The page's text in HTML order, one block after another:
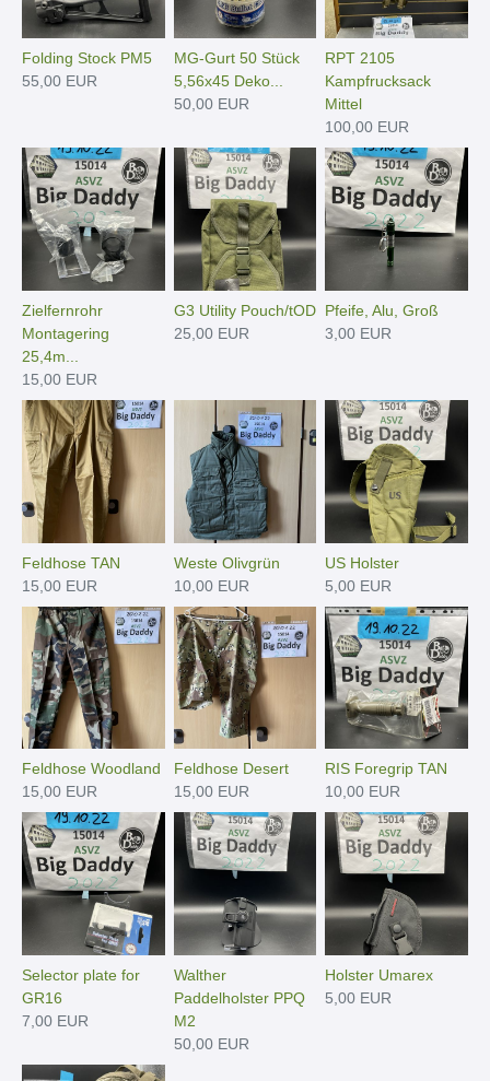
Folding Stock PM5
55,00 EUR
MG-Gurt 50 Stück
5,56x45 Deko...
50,00 EUR
RPT 2105
Kampfrucksack
Mittel
100,00 EUR
Zielfernrohr
Montagering
25,4m...
15,00 EUR
G3 Utility Pouch/tOD
25,00 EUR
Pfeife, Alu, Groß
3,00 EUR
Feldhose TAN
15,00 EUR
Weste Olivgrün
10,00 EUR
US Holster
5,00 EUR
Feldhose Woodland
15,00 EUR
Feldhose Desert
15,00 EUR
RIS Foregrip TAN
10,00 EUR
Selector plate for
GR16
7,00 EUR
Walther
Paddelholster PPQ
M2
50,00 EUR
Holster Umarex
5,00 EUR